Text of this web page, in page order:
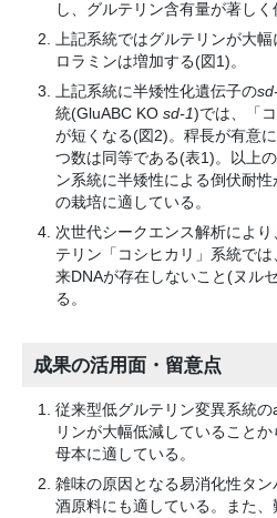
し、グルテリン含有量が著しく
上記系統ではグルテリンが大
ロラミンは増加する(図1)。
上記系統に半矮性化遺伝子の
統(GluABC KO sd-1)では、「
が短くなる(図2)。稈長が有意
つ数は同等である(表1)。以上
ン系統に半矮性による倒伏耐
の栽培に適している。
次世代シークエンス解析によ
テリン「コシヒカリ」系統で
来DNAが存在しないこと(ヌル
る。
成果の活用面・留意点
従来型低グルテリン変異系統
リンが大幅低減していること
母本に適している。
雑味の原因となる易消化性タ
酒原料にも適している。また